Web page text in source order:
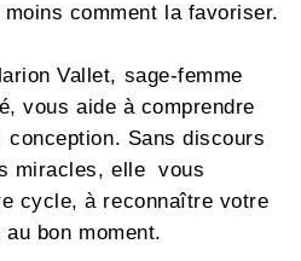
comment la favoriser.
Vallet, sage-femme
vous aide à comprendre
Sans discours
miracles, elle vous
cycle, à reconnaître votre
bon moment.